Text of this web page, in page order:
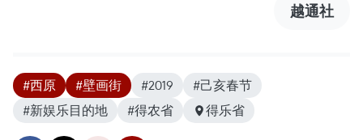
越通社
#西原 #壁画街 #2019
#己亥春节
#新娱乐目的地
#得农省 得乐省